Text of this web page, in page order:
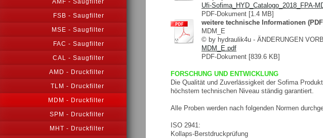
AMF - Saugfilter
FSB - Saugfilter
MSE - Saugfilter
FAC - Saugfilter
CAL - Saugfilter
AMD - Druckfilter
TLM - Druckfilter
MDM - Druckfilter
SPM - Druckfilter
MHT - Druckfilter
Ufi-Sofima_HYD_Catalogo_2018_FPA-
PDF-Dokument [1.4 MB]
weitere technische Informationen
MDM_E
© by hydraulik4u - ÄNDERUNGEN
MDM_E.pdf
PDF-Dokument [839.6 KB]
FORSCHUNG UND ENTWICKLUNG
Die Qualität und Zuverlässigkeit der Sofima
höchstem technischen Niveau ständig garantiert.
Alle Proben werden nach folgenden Normen
ISO 2941:
Kollaps-Berstdruckprüfung